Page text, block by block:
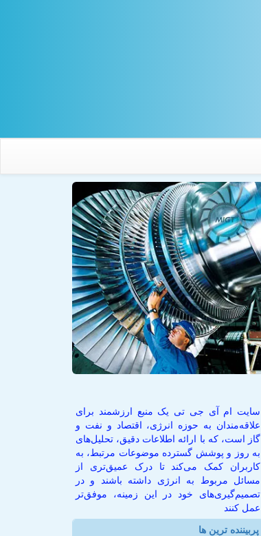
سایت ام آی جی تی یک منبع ارزشمند برای
علاقه‌مندان به حوزه انرژی، اقتصاد و نفت و
گاز است، که با ارائه اطلاعات دقیق، تحلیل‌های
به روز و پوشش گسترده موضوعات مرتبط، به
کاربران کمک می‌کند تا درک عمیق‌تری از
مسائل مربوط به انرژی داشته باشند و در
تصمیم‌گیری‌های خود در این زمینه، موفق‌تر
عمل کنند
پربیننده ترین ها